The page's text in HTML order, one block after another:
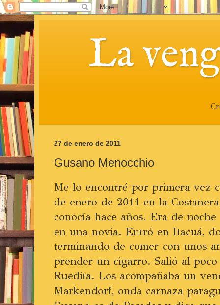
La
27 de enero de 2011
Gusano Menocchio
Me lo encontré por primera vez
de enero de 2011 en la
conocía hace años. Era de
en una novia. Entró en Itacuá,
terminando de comer con unos
prender un cigarro. Salió al
Ruedita. Los acompañaba un
Markendorf, onda carnaza